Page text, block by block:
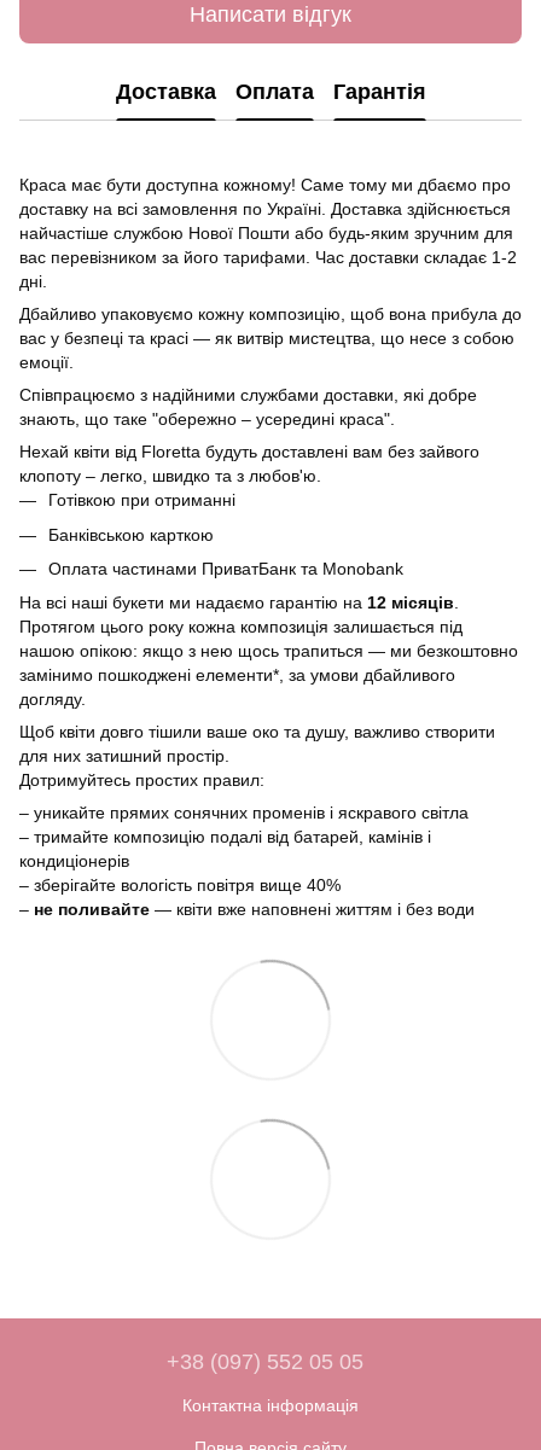
Написати відгук
Доставка Оплата Гарантія
Краса має бути доступна кожному! Саме тому ми дбаємо про
доставку на всі замовлення по Україні. Доставка здійснюється
найчастіше службою Нової Пошти або будь-яким зручним для
вас перевізником за його тарифами. Час доставки складає 1-2
дні.
Дбайливо упаковуємо кожну композицію, щоб вона прибула до
вас у безпеці та красі — як витвір мистецтва, що несе з собою
емоції.
Співпрацюємо з надійними службами доставки, які добре
знають, що таке "обережно – усередині краса".
Нехай квіти від Floretta будуть доставлені вам без зайвого
клопоту – легко, швидко та з любов'ю.
Готівкою при отриманні
Банківською карткою
Оплата частинами ПриватБанк та Monobank
На всі наші букети ми надаємо гарантію на 12 місяців.
Протягом цього року кожна композиція залишається під
нашою опікою: якщо з нею щось трапиться — ми безкоштовно
замінимо пошкоджені елементи*, за умови дбайливого
догляду.
Щоб квіти довго тішили ваше око та душу, важливо створити
для них затишний простір.
Дотримуйтесь простих правил:
– уникайте прямих сонячних променів і яскравого світла
– тримайте композицію подалі від батарей, камінів і
кондиціонерів
– зберігайте вологість повітря вище 40%
– не поливайте — квіти вже наповнені життям і без води
+38 (097) 552 05 05
Контактна інформація